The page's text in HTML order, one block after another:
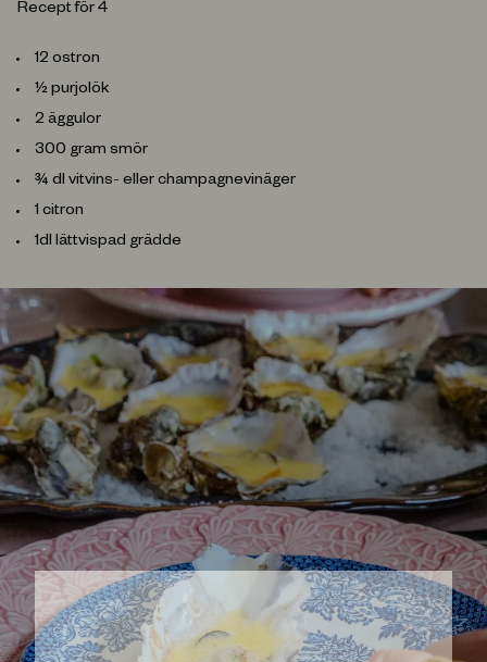
Recept för 4
12 ostron
½ purjolök
2 äggulor
300 gram smör
¾ dl vitvins- eller champagnevinäger
1 citron
1dl lättvispad grädde